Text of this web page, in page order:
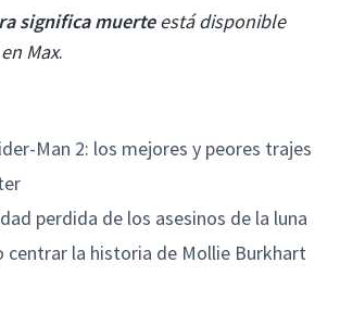
significa muerteestá disponible
Max.
Man 2: los mejores y peores trajes
perdida de los asesinos de la luna
centrar la historia de Mollie Burkhart